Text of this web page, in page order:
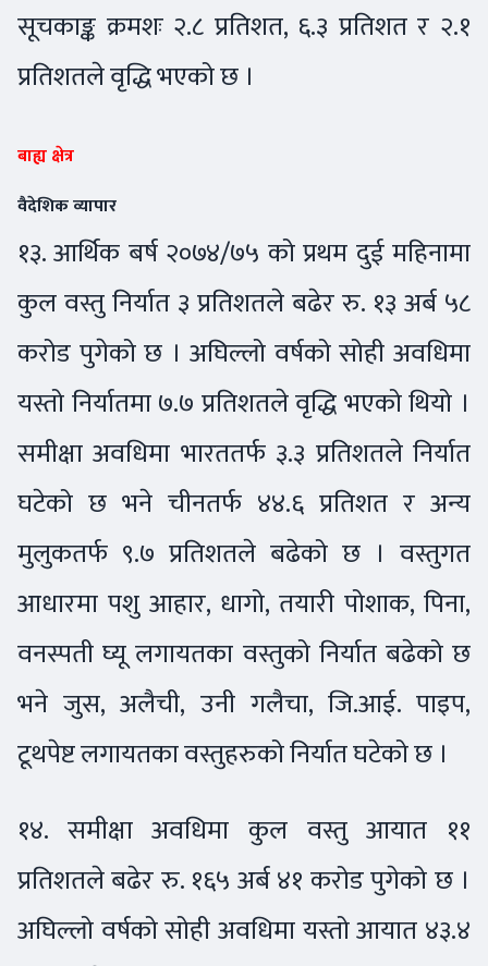
सूचकाङ्क क्रमशः २.८ प्रतिशत, ६.३ प्रतिशत र २.१
प्रतिशतले वृद्धि भएको छ ।
बाह्य क्षेत्र
वैदेशिक व्यापार
१३. आर्थिक बर्ष २०७४/७५ को प्रथम दुई महिनामा
कुल वस्तु निर्यात ३ प्रतिशतले बढेर रु. १३ अर्ब ५८
करोड पुगेको छ । अघिल्लो वर्षको सोही अवधिमा
यस्तो निर्यातमा ७.७ प्रतिशतले वृद्धि भएको थियो ।
समीक्षा अवधिमा भारततर्फ ३.३ प्रतिशतले निर्यात
घटेको छ भने चीनतर्फ ४४.६ प्रतिशत र अन्य
मुलुकतर्फ ९.७ प्रतिशतले बढेको छ । वस्तुगत
आधारमा पशु आहार, धागो, तयारी पोशाक, पिना,
वनस्पती घ्यू लगायतका वस्तुको निर्यात बढेको छ
भने जुस, अलैची, उनी गलैचा, जि.आई. पाइप,
टूथपेष्ट लगायतका वस्तुहरुको निर्यात घटेको छ ।
१४. समीक्षा अवधिमा कुल वस्तु आयात ११
प्रतिशतले बढेर रु. १६५ अर्ब ४१ करोड पुगेको छ ।
अघिल्लो वर्षको सोही अवधिमा यस्तो आयात ४३.४